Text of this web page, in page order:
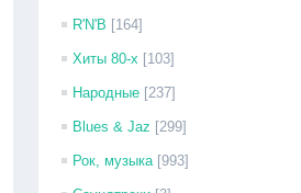
R'N'B [164]
Хиты 80-х [103]
Народные [237]
Blues & Jaz [299]
Рок, музыка [993]